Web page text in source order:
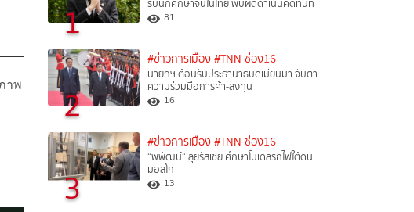
าพ
1
รับนักศึกษาจีนในไทย พบผิดดำเนินคดีทันที
81
2
#ข่าวการเมือง #TNN ช่อง16
นายกฯ ต้อนรับประธานาธิบดีเมียนมา จับตา
ความร่วมมือการค้า-ลงทุน
16
3
#ข่าวการเมือง #TNN ช่อง16
“พิพัฒน์“ ลุยรัสเซีย ศึกษาโมเดลรถไฟใต้ดิน
มอสโก
13